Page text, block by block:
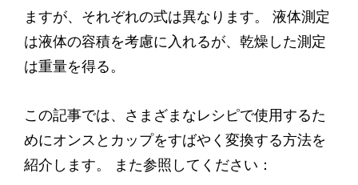
ますが、それぞれの式は異なります。 液体測定
は液体の容積を考慮に入れるが、乾燥した測定
は重量を得る。
この記事では、さまざまなレシピで使用するた
めにオンスとカップをすばやく変換する方法を
紹介します。 また参照してください：